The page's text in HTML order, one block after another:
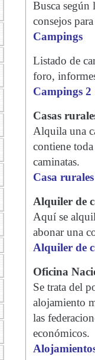
Busca según
consejos
Campings
Listado de
foro,
Campings 2
Casas
Alquila una
contiene
caminatas.
Casa rurales
Alquiler de
Aquí se
abonar una
Alquiler de
Oficina
Se trata del
alojamiento
las
económicos.